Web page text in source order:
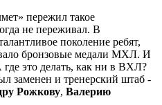
пережил такое
не переживал. В
поколение ребят,
бронзовые медали МХЛ. И
это делать, как ни в ВХЛ?
заменен и тренерский штаб -
Рожкову, Валерию